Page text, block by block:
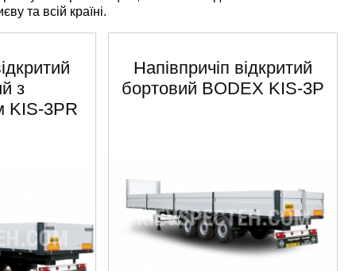
та всій країні.
з
KIS-3PR
Напівпричіп відкритий
бортовий BODEX KIS-3P